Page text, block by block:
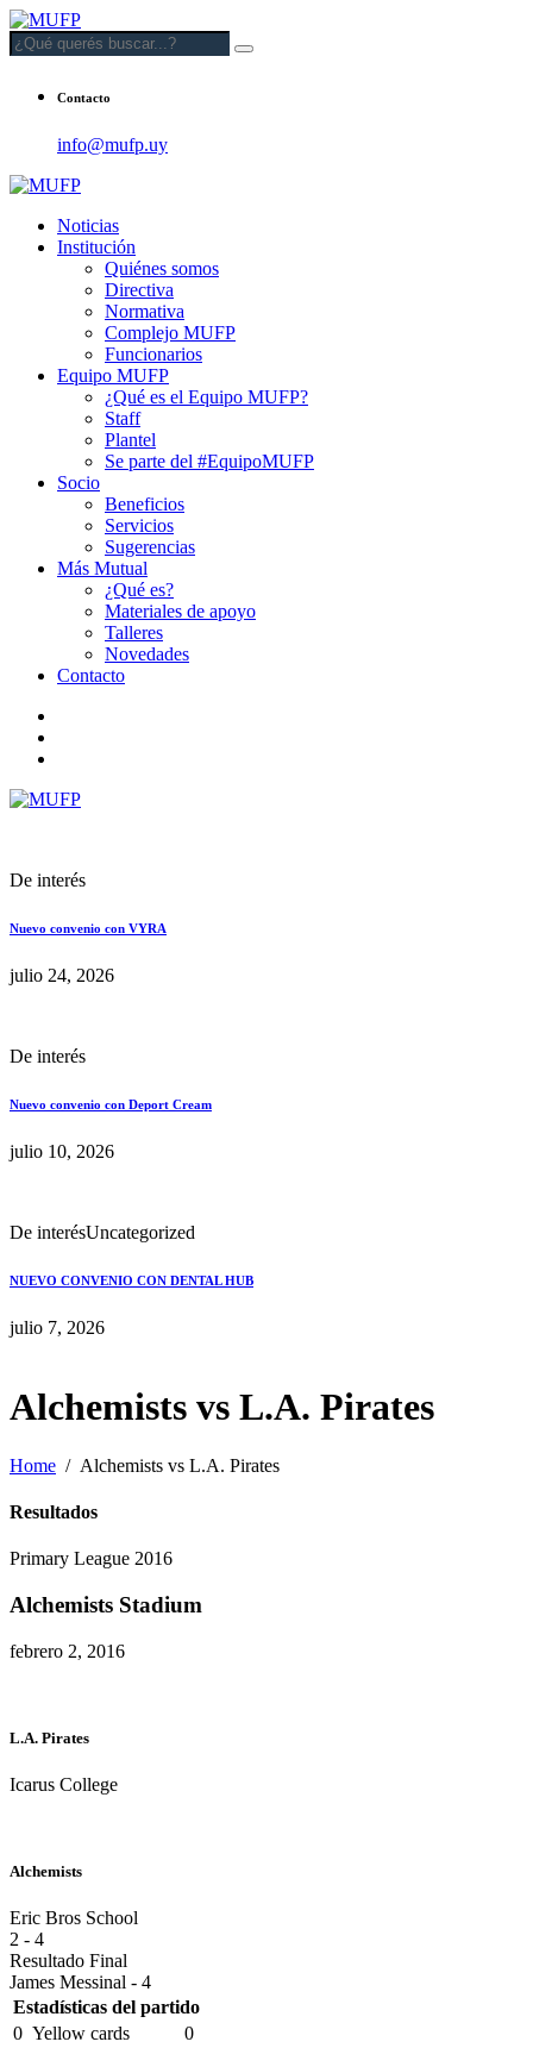
Contacto
info@mufp.uy
Noticias
Institución
Quiénes somos
Directiva
Normativa
Complejo MUFP
Funcionarios
Equipo MUFP
¿Qué es el Equipo MUFP?
Staff
Plantel
Se parte del #EquipoMUFP
Socio
Beneficios
Servicios
Sugerencias
Más Mutual
¿Qué es?
Materiales de apoyo
Talleres
Novedades
Contacto
De interés
Nuevo convenio con VYRA
julio 24, 2026
De interés
Nuevo convenio con Deport Cream
julio 10, 2026
De interésUncategorized
NUEVO CONVENIO CON DENTAL HUB
julio 7, 2026
Alchemists vs L.A. Pirates
Home Alchemists vs L.A. Pirates
Resultados
Primary League 2016
Alchemists Stadium
febrero 2, 2016
L.A. Pirates
Icarus College
Alchemists
Eric Bros School
2 - 4
Resultado Final
James Messinal - 4
Estadísticas del partido
0 Yellow cards
0